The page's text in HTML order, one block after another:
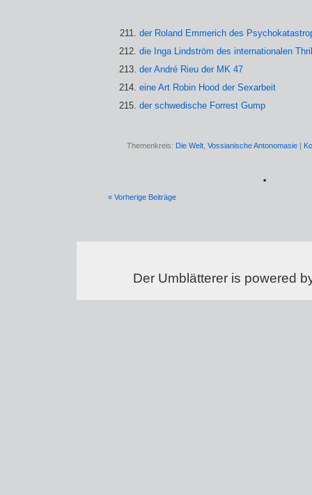
der Roland Emmerich des
die Inga Lindström des internationalen
der André Rieu der MK 47
eine Art Robin Hood der Sexarbeit
der schwedische Forrest Gump
Themenkreis: Die Welt Vossianische Antonomasie
*
« Vorherige Beiträge
Der Umblätterer is powered